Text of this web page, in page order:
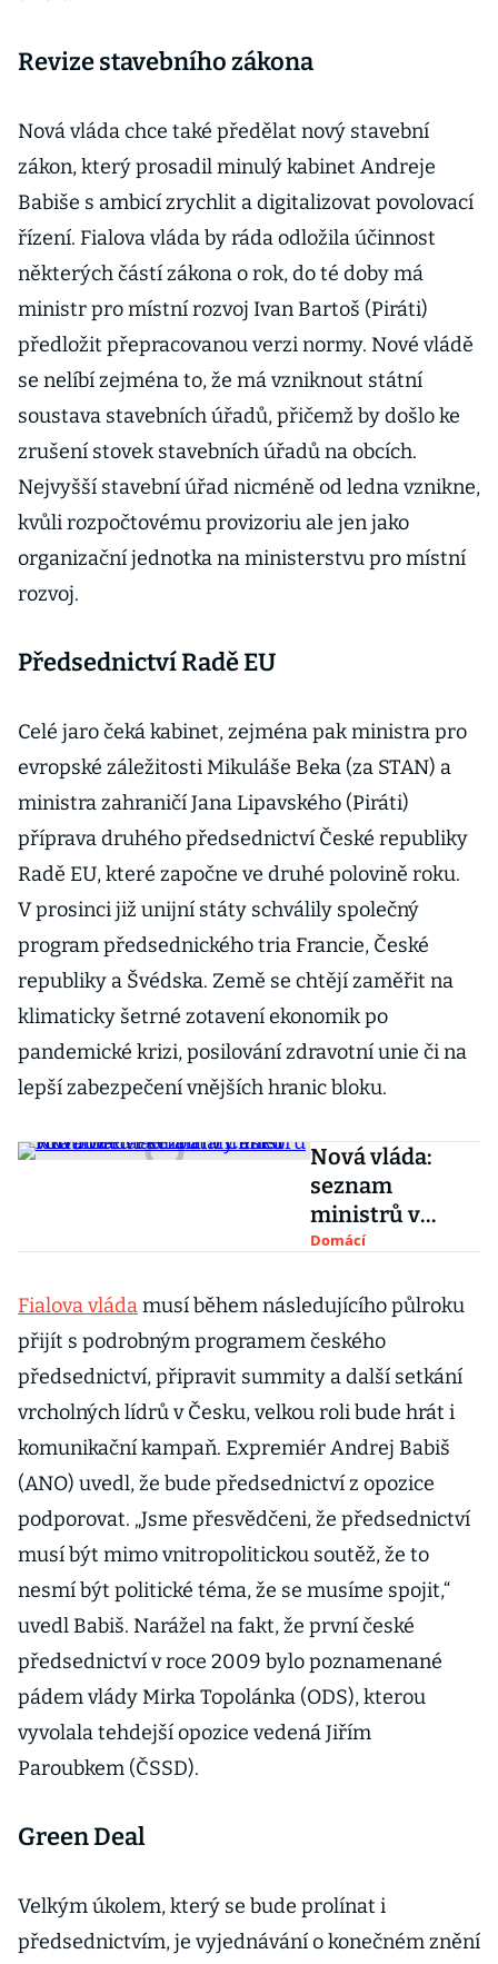
Revize stavebního zákona
Nová vláda chce také předělat nový stavební
zákon, který prosadil minulý kabinet Andreje
Babiše s ambicí zrychlit a digitalizovat povolovací
řízení. Fialova vláda by ráda odložila účinnost
některých částí zákona o rok, do té doby má
ministr pro místní rozvoj Ivan Bartoš (Piráti)
předložit přepracovanou verzi normy. Nové vládě
se nelíbí zejména to, že má vzniknout státní
soustava stavebních úřadů, přičemž by došlo ke
zrušení stovek stavebních úřadů na obcích.
Nejvyšší stavební úřad nicméně od ledna vznikne,
kvůli rozpočtovému provizoriu ale jen jako
organizační jednotka na ministerstvu pro místní
rozvoj.
Předsednictví Radě EU
Celé jaro čeká kabinet, zejména pak ministra pro
evropské záležitosti Mikuláše Beka (za STAN) a
ministra zahraničí Jana Lipavského (Piráti)
příprava druhého předsednictví České republiky
Radě EU, které započne ve druhé polovině roku.
V prosinci již unijní státy schválily společný
program předsednického tria Francie, České
republiky a Švédska. Země se chtějí zaměřit na
klimaticky šetrné zotavení ekonomik po
pandemické krizi, posilování zdravotní unie či na
lepší zabezpečení vnějších hranic bloku.
Nová vláda:
seznam
ministrů v
kabinetu Petra
bude vládnout v
Česku
Domácí
Fialova vládamusí během následujícího půlroku
přijít s podrobným programem českého
předsednictví, připravit summity a další setkání
vrcholných lídrů v Česku, velkou roli bude hrát i
komunikační kampaň. Expremiér Andrej Babiš
(ANO) uvedl, že bude předsednictví z opozice
podporovat. „Jsme přesvědčeni, že předsednictví
musí být mimo vnitropolitickou soutěž, že to
nesmí být politické téma, že se musíme spojit,“
uvedl Babiš. Narážel na fakt, že první české
předsednictví v roce 2009 bylo poznamenané
pádem vlády Mirka Topolánka (ODS), kterou
vyvolala tehdejší opozice vedená Jiřím
Paroubkem (ČSSD).
Green Deal
Velkým úkolem, který se bude prolínat i
předsednictvím, je vyjednávání o konečném znění